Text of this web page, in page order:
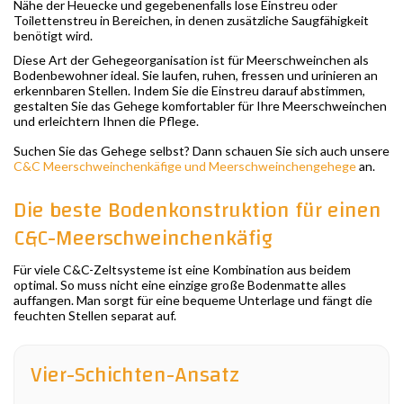
Nähe der Heuecke und gegebenenfalls lose Einstreu oder
Toilettenstreu in Bereichen, in denen zusätzliche Saugfähigkeit
benötigt wird.
Diese Art der Gehegeorganisation ist für Meerschweinchen als
Bodenbewohner ideal. Sie laufen, ruhen, fressen und urinieren an
erkennbaren Stellen. Indem Sie die Einstreu darauf abstimmen,
gestalten Sie das Gehege komfortabler für Ihre Meerschweinchen
und erleichtern Ihnen die Pflege.
Suchen Sie das Gehege selbst? Dann schauen Sie sich auch unsere
C&C Meerschweinchenkäfige und Meerschweinchengehegean.
Die beste Bodenkonstruktion für einen
C&C-Meerschweinchenkäfig
Für viele C&C-Zeltsysteme ist eine Kombination aus beidem
optimal. So muss nicht eine einzige große Bodenmatte alles
auffangen. Man sorgt für eine bequeme Unterlage und fängt die
feuchten Stellen separat auf.
Vier-Schichten-Ansatz